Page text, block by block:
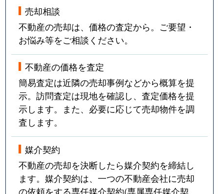
胡録台
胡録台
4,900万円
胡録台
胡録台
6,200万円
上本郷
胡録台
4,200万円
松戸
栄町
200万円
北松戸
栄町
栄町
3,300万円
北松戸
売却相談
不動産の売却は、価格の査定から。ご要望・
お悩み等をご相談ください。
不動産の価格を査定
簡易査定は近隣の売却事例などから概算を提
示。訪問査定は現地を確認し、査定価格を提
示します。また、必要に応じて売却物件を調
査します。
媒介契約
不動産の売却を決断したら媒介契約を締結し
ます。媒介契約は、一つの不動産会社に売却
の依頼をする専任媒介契約(専属専任媒介契